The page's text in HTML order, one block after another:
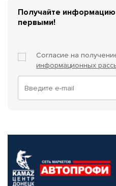
Получайте информацию
первыми!
Согласие на
информационных